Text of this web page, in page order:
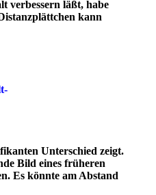
verbessern läßt, habe
kann
Unterschied zeigt.
Bild eines früheren
Es könnte am Abstand